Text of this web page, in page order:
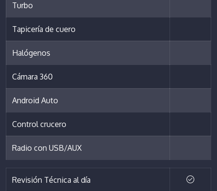
Turbo
Tapicería de cuero
Halógenos
Cámara 360
Android Auto
Control crucero
Radio con USB/AUX
Revisión Técnica al día